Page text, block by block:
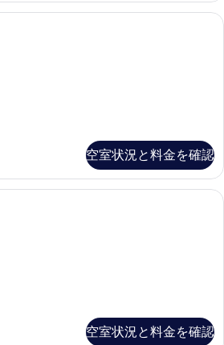
羽毛の掛け布団、セーフティボック
空室状況と料金を確認
羽毛の掛け布団、セーフティボック
空室状況と料金を確認